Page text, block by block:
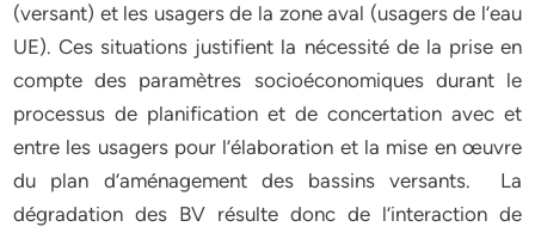
(versant) et les usagers de la zone aval (usagers de l’eau
UE). Ces situations justifient la nécessité de la prise en
compte des paramètres socioéconomiques durant le
processus de planification et de concertation avec et
entre les usagers pour l’élaboration et la mise en œuvre
du plan d’aménagement des bassins versants. La
dégradation des BV résulte donc de l’interaction de